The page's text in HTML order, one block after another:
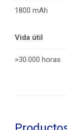
1800 mAh
Vida útil
>30.000 horas